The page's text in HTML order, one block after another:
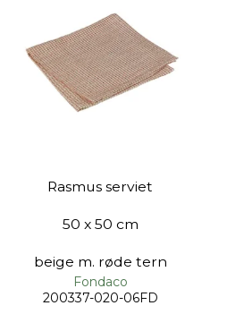
Rasmus serviet
50 x 50 cm
beige m. røde tern
Fondaco
200337-020-06FD